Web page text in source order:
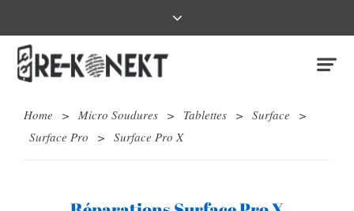
Home > Micro Soudures > Tablettes > Surface
>
Surface Pro
> Surface Pro X